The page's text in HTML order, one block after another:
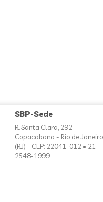
SBP-Sede
R. Santa Clara, 292
Copacabana - Rio de Janeiro
(RJ) - CEP: 22041-012 • 21
2548-1999